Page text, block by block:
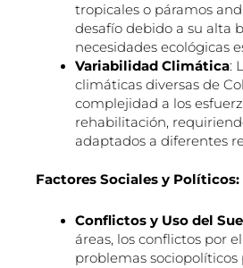
tropicales o páramos
desafío debido a su alta
necesidades ecológicas
Variabilidad Climática:
climáticas diversas de
complejidad a los
rehabilitación,
adaptados a diferentes
Factores Sociales y Políticos:
Conflictos y Uso del
áreas, los conflictos por
problemas